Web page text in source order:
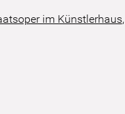
im Künstlerhaus,